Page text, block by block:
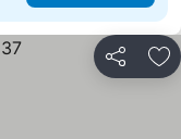
Partilhar